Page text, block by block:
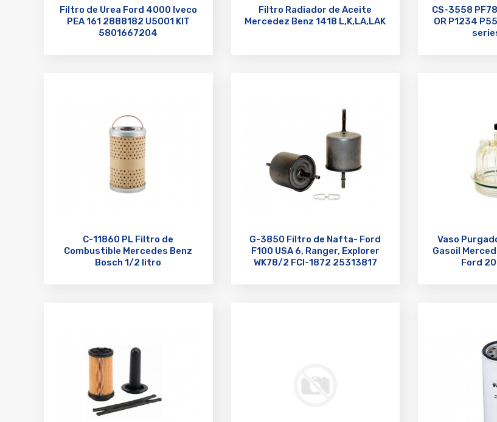
Filtro de Urea Ford 4000 Iveco
PEA 161 2888182 U5001 KIT
5801667204
Filtro Radiador de Aceite
Mercedez Benz 1418 L,K,LA,LAK
CS-3558
OR P1234
C-11860 PL Filtro de
Combustible Mercedes Benz
Bosch 1/2 litro
G-3850 Filtro de Nafta- Ford
F100 USA 6, Ranger, Explorer
WK78/2 FCI-1872 25313817
Vaso
Gasoil
Ford